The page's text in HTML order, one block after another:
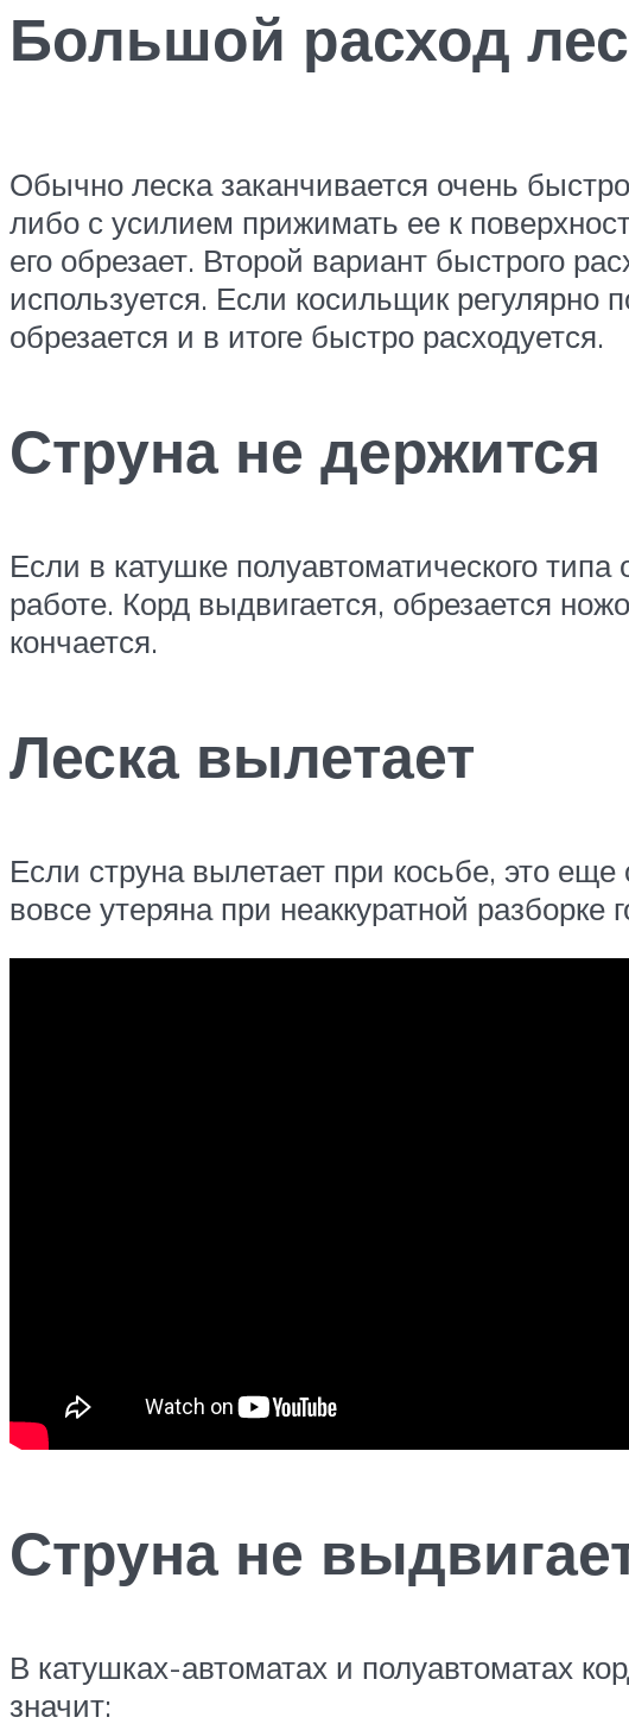
Большой расход
Обычно леска заканчивается очень
либо с усилием прижимать ее к
его обрезает. Второй вариант быстрого
используется. Если косильщик регулярно
обрезается и в итоге быстро расходуется.
Струна не держится
Если в катушке полуавтоматического
работе. Корд выдвигается, обрезается
кончается.
Леска вылетает
Если струна вылетает при косьбе, это
вовсе утеряна при неаккуратной
Струна не
В катушках-автоматах и полуавтоматах
значит: